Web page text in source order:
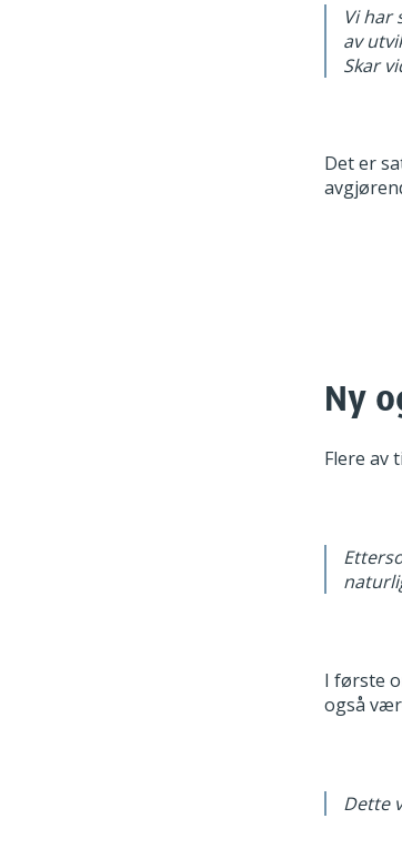
Vi har
av
Skar
Det er
Ny
Flere av
I første
også
Dette